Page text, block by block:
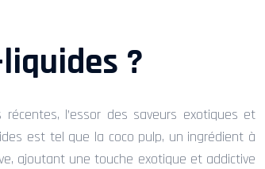
?
l’essor des saveurs exotiques et
est tel que la coco pulp, un ingrédient à
ajoutant une touche exotique et addictive